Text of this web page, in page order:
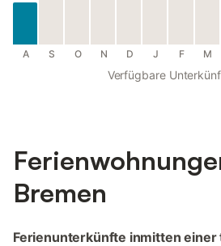
A S O N D J F M
Verfügbare
Bremen
Ferienunterkünfte inmitten